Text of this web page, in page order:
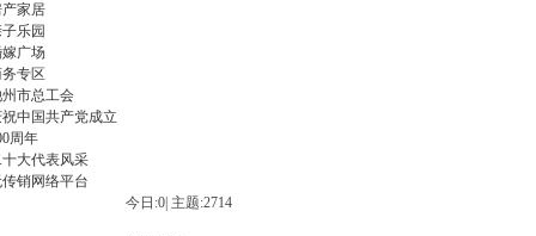
廉
家居
乐园
广场
专区
市总工会
中国共产党成立
周年
大代表风采
销网络平台
今日:0 主题:2714